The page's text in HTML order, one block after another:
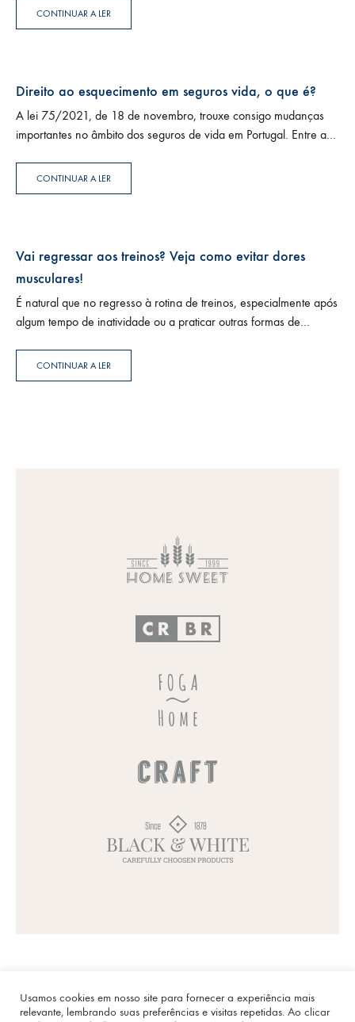
CONTINUAR A LER
Direito ao esquecimento em seguros vida, o que é?
A lei 75/2021, de 18 de novembro, trouxe consigo mudanças
importantes no âmbito dos seguros de vida em Portugal. Entre as
conceito…
CONTINUAR A LER
Vai regressar aos treinos? Veja como evitar dores
musculares!
É natural que no regresso à rotina de treinos, especialmente após
algum tempo de inatividade ou a praticar outras formas de
corpo…
CONTINUAR A LER
Usamos cookies em nosso site para fornecer a experiência mais
relevante, lembrando suas preferências e visitas repetidas. Ao clicar